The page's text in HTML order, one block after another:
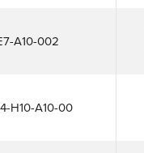
A10-002
H10-A10-00